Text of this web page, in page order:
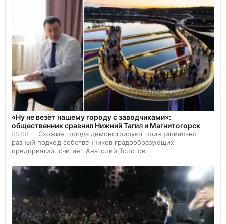
«Ну не везёт нашему городу с заводчиками»:
общественник сравнил Нижний Тагил и Магнитогорск
05.08
Схожие города демонстрируют принципиально
разный подход собственников градообразующих
предприятий, считает Анатолий Толстов.